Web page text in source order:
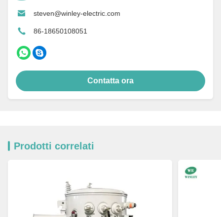
steven@winley-electric.com
86-18650108051
Contatta ora
Prodotti correlati